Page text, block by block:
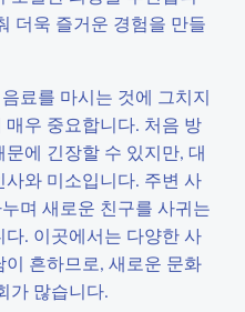
더욱 즐거운 경험을 만들
료를 마시는 것에 그치지
우 중요합니다. 처음 방
에 긴장할 수 있지만, 대
와 미소입니다. 주변 사
며 새로운 친구를 사귀는
. 이곳에서는 다양한 사
흔하므로, 새로운 문화
가 많습니다.